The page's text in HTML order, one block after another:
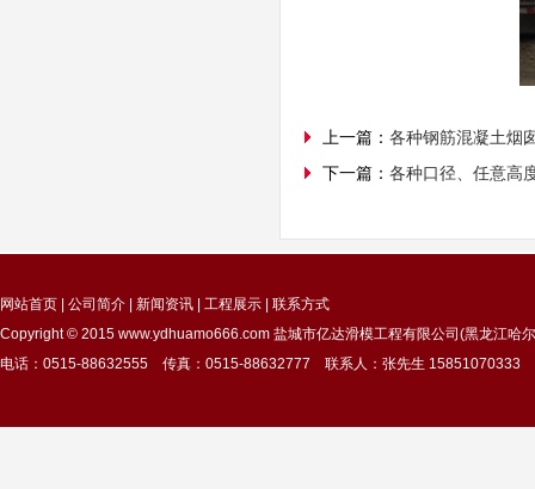
上一篇： 各种钢筋混凝土烟
下一篇： 各种口径、任意高
网站首页 公司简介 新闻资讯 工程展示
联系方式
Copyright © 2015 www.ydhuamo666.com 盐城市亿达滑模工程有限公司(黑龙江哈
电话：0515-88632555 传真：0515-88632777 联系人：张先生 15851070333